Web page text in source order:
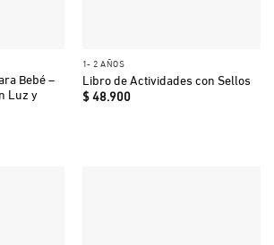
Bebé –
Luz y
1- 2 AÑOS
Libro de Actividades con Sellos
$48.900